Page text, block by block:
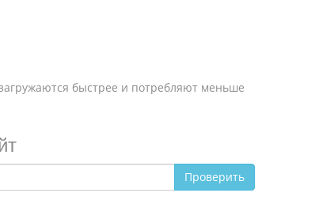
быстрее и потребляют меньше
Проверить